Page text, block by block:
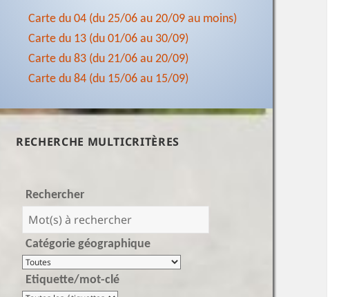
Carte du 04 (du 25/06 au 20/09 au moins)
Carte du 13 (du 01/06 au 30/09)
Carte du 83 (du 21/06 au 20/09)
Carte du 84 (du 15/06 au 15/09)
RECHERCHE MULTICRITÈRES
Rechercher
Catégorie géographique
Etiquette/mot-clé